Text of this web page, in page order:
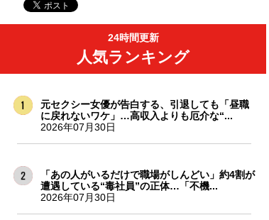
24時間更新
人気ランキング
元セクシー女優が告白する、引退しても「昼職
に戻れないワケ」…高収入よりも厄介な“...
2026年07月30日
「あの人がいるだけで職場がしんどい」約4割が
遭遇している“毒社員”の正体…「不機...
2026年07月30日